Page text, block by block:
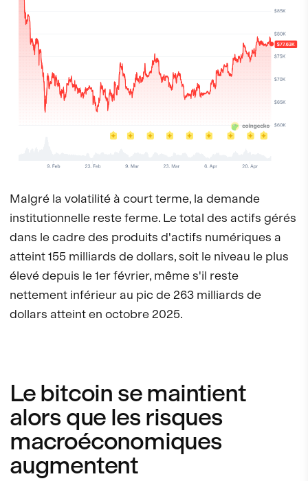
Malgré la volatilité à court terme, la demande
institutionnelle reste ferme. Le total des actifs gérés
dans le cadre des produits d'actifs numériques a
atteint 155 milliards de dollars, soit le niveau le plus
élevé depuis le 1er février, même s'il reste
nettement inférieur au pic de 263 milliards de
dollars atteint en octobre 2025.
Le bitcoin se maintient
alors que les risques
macroéconomiques
augmentent